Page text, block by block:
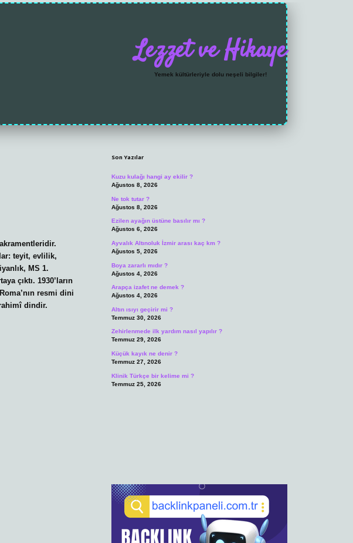
Lezzet ve Hikaye
Yemek kültürleriyle dolu neşeli bilgiler!
teyit, evlilik,
MS 1.
çıktı. 1930’ların
resmi dini
dindir.
Sidebar
Son Yazılar
Kuzu kulağı hangi ay ekilir ?
Ağustos 8, 2026
Ne tok tutar ?
Ağustos 8, 2026
Ezilen ayağın üstüne basılır mı ?
Ağustos 6, 2026
Ayvalık Altınoluk İzmir arası kaç km ?
Ağustos 5, 2026
Boya zararlı mıdır ?
Ağustos 4, 2026
Arapça izafet ne demek ?
Ağustos 4, 2026
Altın ısıyı geçirir mi ?
Temmuz 30, 2026
Zehirlenmede ilk yardım nasıl yapılır ?
Temmuz 29, 2026
Küçük kayık ne denir ?
Temmuz 27, 2026
Klinik Türkçe bir kelime mi ?
Temmuz 25, 2026